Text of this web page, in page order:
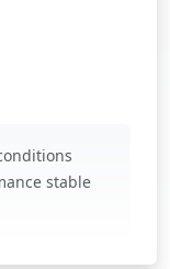
stable